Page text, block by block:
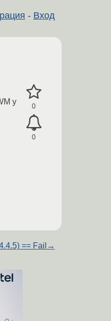
- Вход
0
0
у
== Fail →